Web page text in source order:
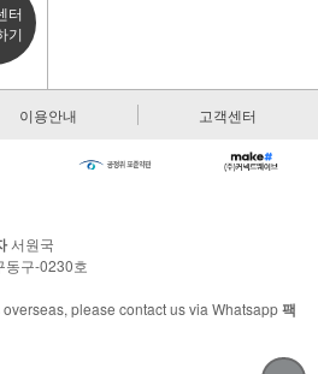
터
기
이용안내 고객센터
서원국
동구-0230호
please contact us via Whatsapp팩